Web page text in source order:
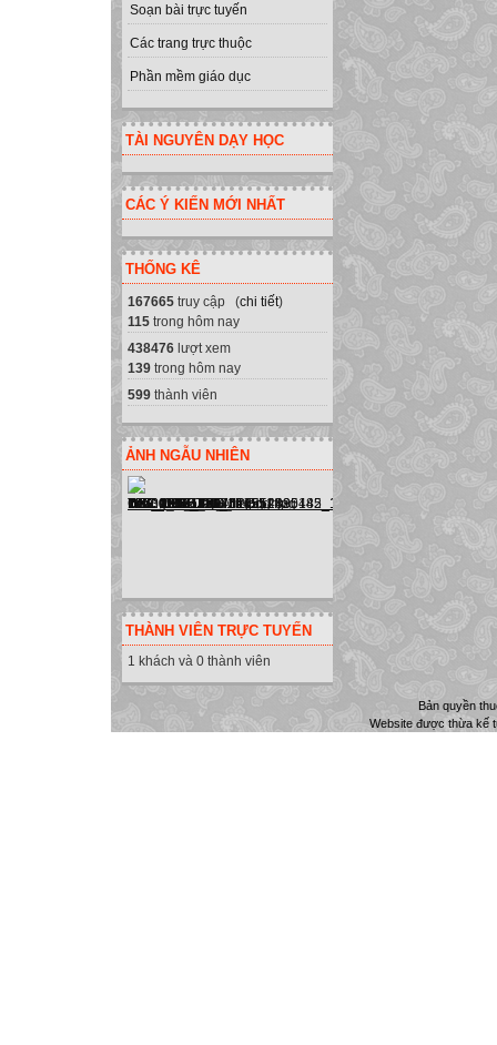
Soạn bài trực tuyến
Các trang trực thuộc
Phần mềm giáo dục
TÀI NGUYÊN DẠY HỌC
CÁC Ý KIẾN MỚI NHẤT
THỐNG KÊ
167665 truy cập (chi tiết)
115 trong hôm nay
438476 lượt xem
139 trong hôm nay
599 thành viên
ẢNH NGẪU NHIÊN
THÀNH VIÊN TRỰC TUYẾN
1 khách và 0 thành viên
Bản quyền
Website được thừa kế